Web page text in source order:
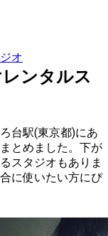
オ
レンタルス
台駅(東京都)にあ
とめました。下が
スタジオもありま
に使いたい方にぴ